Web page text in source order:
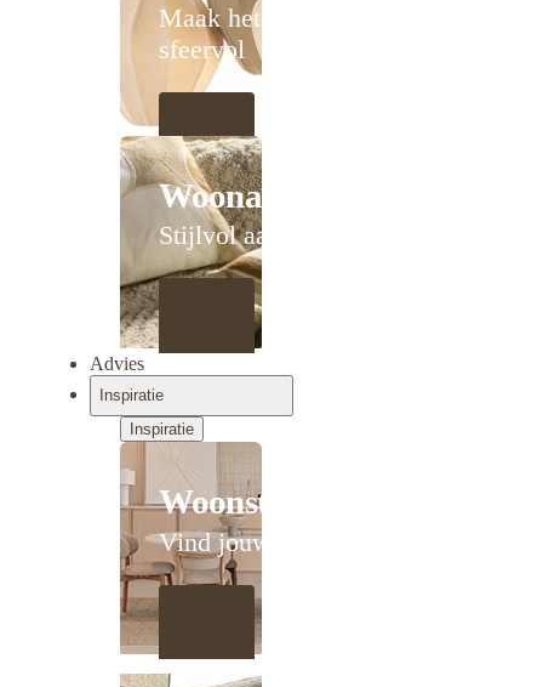
Maak het
sfeervol
Woonaccessoires
Stijlvol aanschuiven
Advies
Inspiratie
Inspiratie
Woonstijlen
Vind jouw stijl